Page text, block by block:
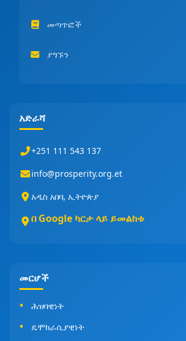
መጣጥፎች
ያግኙን
አድራሻ
+251 111 543 137
info@prosperity.org.et
አዲስ አበባ, ኢትዮጵያ
በ Google ካርታ ላይ ይመልከቱ
መርሆች
ሕዝባዊነት
ዴሞክራሲያዊነት